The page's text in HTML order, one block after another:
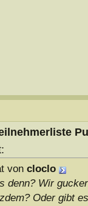
von cloclo
denn? Wir
Oder gibt